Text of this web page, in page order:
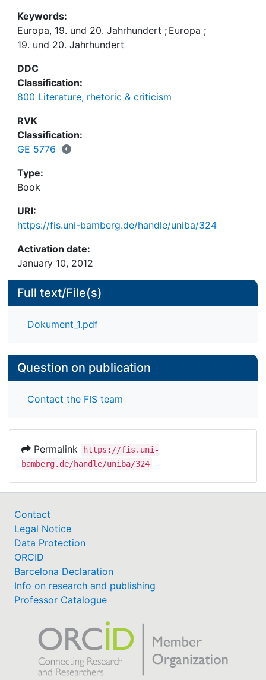
Geistes- und Kulturwissenschaften der Otto-
Friedrich-Universität Bamberg im Wintersemester
2009/2010 wurden dreizehn Beispiele modernen
Welttheaters aus Sprech- und Musiktheater
Frankreichs, Italiens, Ungarns, Rußlands und
Deutschlands vorgestellt (mit Ausblicken zu Film
und Fernsehen), von Goethes Faust über Wagners
Ring des Nibelungen, Imre Madàchs Tragödie des
Menschen, Hofmannsthals Großes Salzburger
Welttheater oder Paul Claudels Seidenen Schuh bis
Stockausens LICHT-Zyklus. Den Abschluss bildet
ein Werkstattgespräch mit dem Komponisten Peter
Eötvös und seinem Librettisten Albert Ostermaier,
deren Oper Die Tragödie des Teufels im Februar
2010 in München uraufgeführt wurde.
Keywords:
Europa, 19. und 20. Jahrhundert ; Europa ;
19. und 20. Jahrhundert
DDC
Classification:
800 Literature, rhetoric & criticism
RVK
Classification:
GE 5776
Type:
Book
URI:
https://fis.uni-bamberg.de/handle/uniba/324
Activation date:
January 10, 2012
Full text/File(s)
Dokument_1.pdf
Question on publication
Contact the FIS team
Permalink
https://fis.uni-
bamberg.de/handle/uniba/324
Contact
Legal Notice
Data Protection
ORCID
Barcelona Declaration
Info on research and publishing
Professor Catalogue